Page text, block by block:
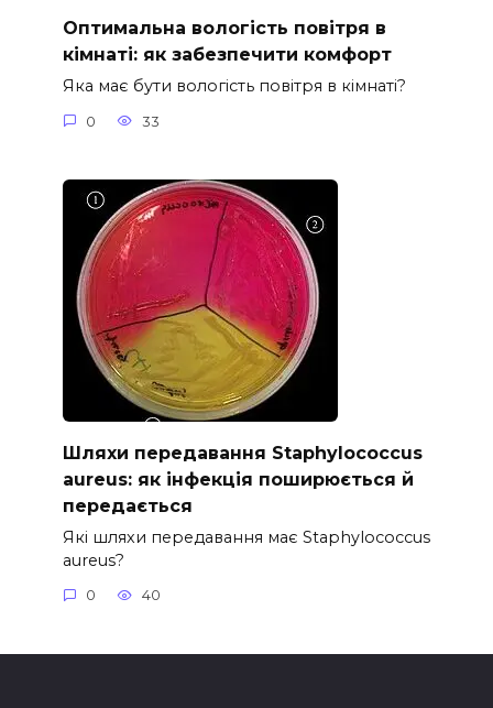
Оптимальна вологість повітря в
кімнаті: як забезпечити комфорт
Яка має бути вологість повітря в кімнаті?
0 33
Шляхи передавання Staphylococcus
aureus: як інфекція поширюється й
передається
Які шляхи передавання має Staphylococcus
aureus?
0 40